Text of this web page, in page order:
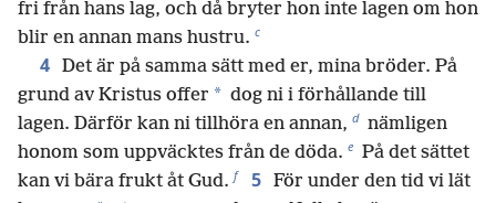
fri från hans lag, och då bryter hon inte lagen om hon
blir en annan mans hustru. c
4 Det är på samma sätt med er, mina bröder. På
grund av Kristus offer * dog ni i förhållande till
lagen. Därför kan ni tillhöra en annan, d nämligen
honom som uppväcktes från de döda. e På det sättet
kan vi bära frukt åt Gud. f 5 För under den tid vi lät